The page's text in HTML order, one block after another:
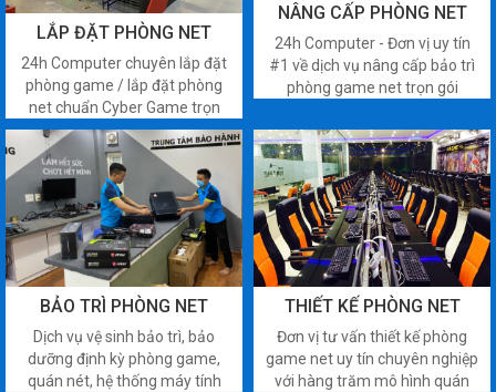
LẮP ĐẶT PHÒNG NET
24h Computer chuyên lắp đặt
phòng game / lắp đặt phòng
net chuẩn Cyber Game trọn
gói: Uy tín - Chuyên nghiệp -
Hồi vốn 6-8 tháng. Gọi ngay:
093 123 9999.
NÂNG CẤP PHÒNG NET
24h Computer - Đơn vị uy tín
#1 về dịch vụ nâng cấp bảo trì
phòng game net trọn gói
nhiều ưu đãi. Hotline tư vấn
093.123.9999
BẢO TRÌ PHÒNG NET
Dịch vụ vệ sinh bảo trì, bảo
dưỡng định kỳ phòng game,
quán nét, hệ thống máy tính
THIẾT KẾ PHÒNG NET
Đơn vị tư vấn thiết kế phòng
game net uy tín chuyên nghiệp
với hàng trăm mô hình quán